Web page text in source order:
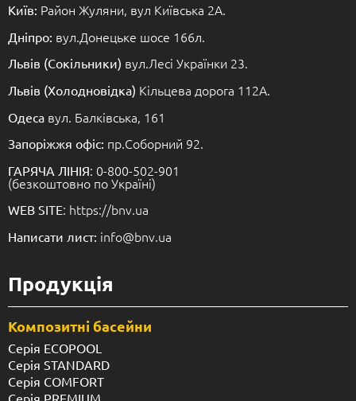
Київ: Район Жуляни, вул Київська 2А.
Дніпро: вул.Донецьке шосе 166л.
Львів (Сокільники) вул.Лесі Українки 23.
Львів (Холодновідка) Кільцева дорога 112А.
Одеса вул. Балківська, 161
Запоріжжя офіс: пр.Соборний 92.
ГАРЯЧА ЛІНІЯ: 0-800-502-901
(безкоштовно по Україні)
WEB SITE: https://bnv.ua
Написати лист: info@bnv.ua
Продукція
Композитні басейни
Серія ECOPOOL
Серія STANDARD
Серія COMFORT
Серія PREMIUM